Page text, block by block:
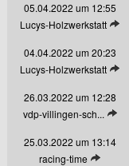
05.04.2022 um 12:55
Lucys-Holzwerkstatt
04.04.2022 um 20:23
Lucys-Holzwerkstatt
26.03.2022 um 12:28
vdp-villingen-sch...
25.03.2022 um 13:14
racing-time Letzten